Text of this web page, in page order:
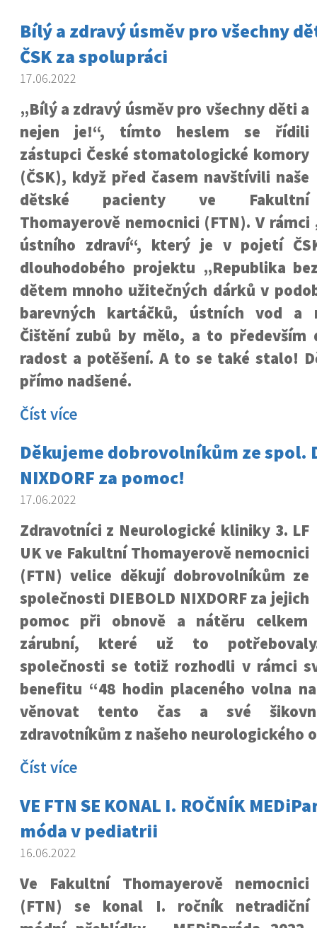
Bílý a zdravý úsměv pro všechny
ČSK za spolupráci
17.06.2022
„Bílý a zdravý úsměv pro všechny děti a
nejen je!“, tímto heslem se řídili
zástupci České stomatologické komory
(ČSK), když před časem navštívili naše
dětské pacienty ve Fakultní
Thomayerově nemocnici (FTN). V rámci
ústního zdraví“, který je v pojetí
dlouhodobého projektu „Republika
dětem mnoho užitečných dárků v
barevných kartáčků, ústních vod a
Čištění zubů by mělo, a to především
radost a potěšení. A to se také stalo!
přímo nadšené.
Číst více
Děkujeme dobrovolníkům ze spol.
NIXDORF za pomoc!
17.06.2022
Zdravotníci z Neurologické kliniky 3. LF
UK ve Fakultní Thomayerově nemocnici
(FTN) velice děkují dobrovolníkům ze
společnosti DIEBOLD NIXDORF za jejich
pomoc při obnově a nátěru celkem
zárubní, které už to
společnosti se totiž rozhodli v rámci
benefitu “48 hodin placeného volna
věnovat tento čas a své
zdravotníkům z našeho neurologického
Číst více
VE FTN SE KONAL I. ROČNÍK
móda v pediatrii
16.06.2022
Ve Fakultní Thomayerově nemocnici
(FTN) se konal I. ročník netradiční